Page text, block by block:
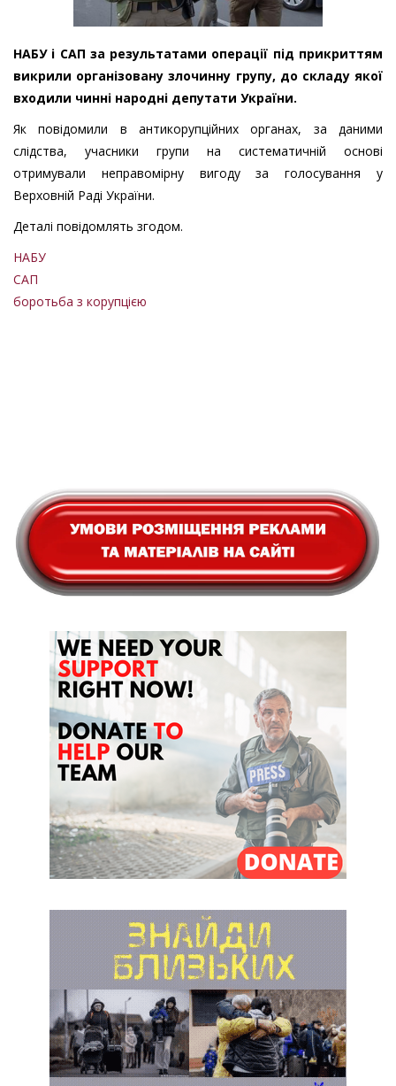
НАБУ і САП за результатами операції під прикриттям
викрили організовану злочинну групу, до складу якої
входили чинні народні депутати України.
Як повідомили в антикорупційних органах, за даними
слідства, учасники групи на систематичній основі
отримували неправомірну вигоду за голосування у
Верховній Раді України.
Деталі повідомлять згодом.
НАБУ
САП
боротьба з корупцією